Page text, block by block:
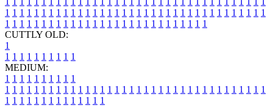
1 1 1 1 1 1 1 1 1 1 1 1 1 1 1 1 1 1 1 1 1 1 1 1 1 1 1 1 1 1 1 1 1 1 1 1
1 1 1 1 1 1 1 1 1 1 1 1 1 1 1 1 1 1 1 1 1 1 1 1 1 1 1 1
CUTTLY OLD:
1
1 1 1 1 1 1 1 1 1 1
MEDIUM:
1 1 1 1 1 1 1 1 1 1
1 1 1 1 1 1 1 1 1 1 1 1 1 1 1 1 1 1 1 1 1 1 1 1 1 1 1 1 1 1 1 1 1 1 1 1
1 1 1 1 1 1 1 1 1 1 1 1 1 1